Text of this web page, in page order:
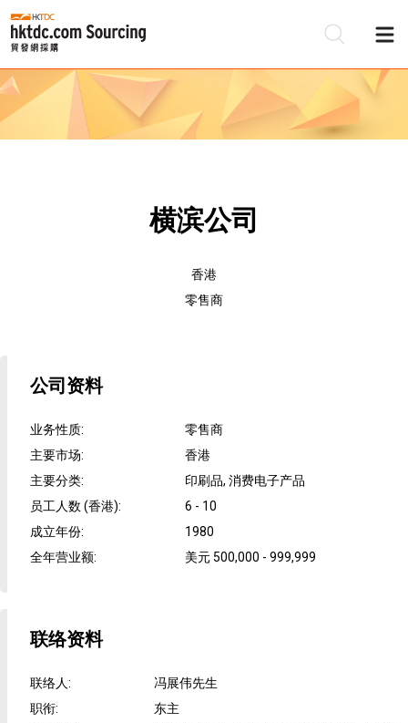
横滨公司
香港
零售商
公司资料
业务性质:
零售商
主要市场:
香港
主要分类:
印刷品, 消费电子产品
员工人数 (香港):
6 - 10
成立年份:
1980
全年营业额: 美元 500,000 - 999,999
联络资料
联络人:
冯展伟先生
职衔:
东主